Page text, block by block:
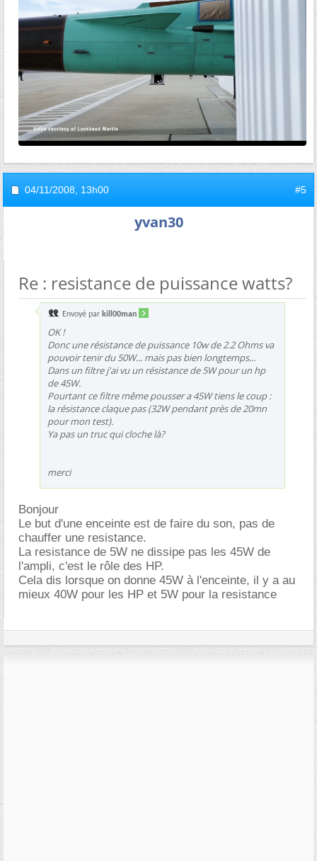
04/11/2008, 13h00 #5
yvan30
Re : resistance de puissance watts?
Envoyé par kill00man
OK !
Donc une résistance de puissance 10w de 2.2 Ohms va
pouvoir tenir du 50W... mais pas bien longtemps...
Dans un filtre j'ai vu un résistance de 5W pour un hp
de 45W.
Pourtant ce filtre même pousser a 45W tiens le coup :
la résistance claque pas (32W pendant près de 20mn
pour mon test).
Ya pas un truc qui cloche là?
merci
Bonjour
Le but d'une enceinte est de faire du son, pas de
chauffer une resistance.
La resistance de 5W ne dissipe pas les 45W de
l'ampli, c'est le rôle des HP.
Cela dis lorsque on donne 45W à l'enceinte, il y a au
mieux 40W pour les HP et 5W pour la resistance